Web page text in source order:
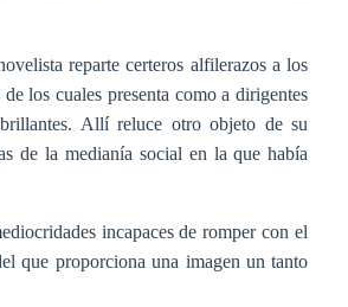
reparte certeros alfilerazos a los
los cuales presenta como a dirigentes
Allí reluce otro objeto de su
de la medianía social en la que había
incapaces de romper con el
que proporciona una imagen un tanto